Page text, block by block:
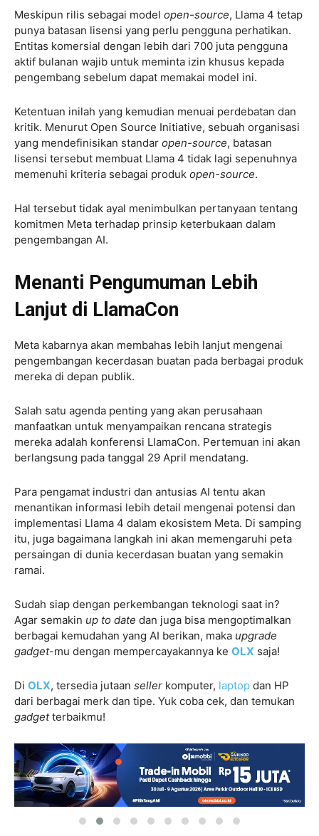
Meskipun rilis sebagai model open-source, Llama 4 tetap
punya batasan lisensi yang perlu pengguna perhatikan.
Entitas komersial dengan lebih dari 700 juta pengguna
aktif bulanan wajib untuk meminta izin khusus kepada
pengembang sebelum dapat memakai model ini.
Ketentuan inilah yang kemudian menuai perdebatan dan
kritik. Menurut Open Source Initiative, sebuah organisasi
yang mendefinisikan standar open-source, batasan
lisensi tersebut membuat Llama 4 tidak lagi sepenuhnya
memenuhi kriteria sebagai produk open-source.
Hal tersebut tidak ayal menimbulkan pertanyaan tentang
komitmen Meta terhadap prinsip keterbukaan dalam
pengembangan AI.
Menanti Pengumuman Lebih
Lanjut di LlamaCon
Meta kabarnya akan membahas lebih lanjut mengenai
pengembangan kecerdasan buatan pada berbagai produk
mereka di depan publik.
Salah satu agenda penting yang akan perusahaan
manfaatkan untuk menyampaikan rencana strategis
mereka adalah konferensi LlamaCon. Pertemuan ini akan
berlangsung pada tanggal 29 April mendatang.
Para pengamat industri dan antusias AI tentu akan
menantikan informasi lebih detail mengenai potensi dan
implementasi Llama 4 dalam ekosistem Meta. Di samping
itu, juga bagaimana langkah ini akan memengaruhi peta
persaingan di dunia kecerdasan buatan yang semakin
ramai.
Sudah siap dengan perkembangan teknologi saat in?
Agar semakin up to date dan juga bisa mengoptimalkan
berbagai kemudahan yang AI berikan, maka upgrade
gadget-mu dengan mempercayakannya ke OLX saja!
Di OLX, tersedia jutaan seller komputer, laptop dan HP
dari berbagai merk dan tipe. Yuk coba cek, dan temukan
gadgetterbaikmu!